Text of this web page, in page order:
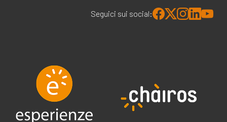
Seguici sui social: